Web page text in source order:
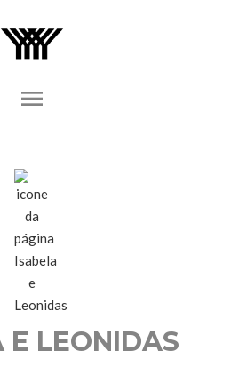
menu
E LEONIDAS